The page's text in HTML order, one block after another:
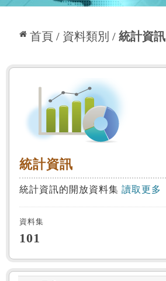
首頁 資料類別 統計資訊
:::
統計資訊
統計資訊
統計資訊的開放資料集 讀取更多
資料集
101